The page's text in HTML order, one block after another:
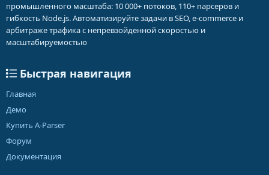
промышленного масштаба: 10 000+ потоков, 110+ парсеров и
гибкость Node.js. Автоматизируйте задачи в SEO, e-commerce и
арбитраже трафика с непревзойденной скоростью и
масштабируемостью
Быстрая навигация
Главная
Демо
Купить A-Parser
Форум
Документация